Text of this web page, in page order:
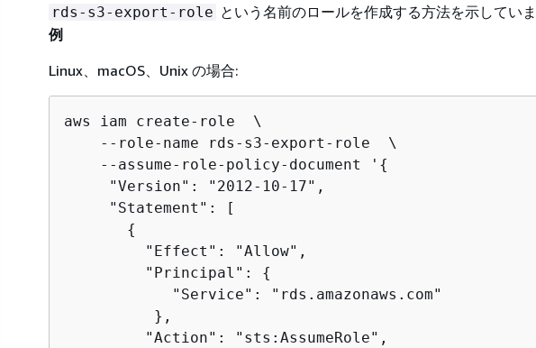
rds-s3-export-role という名前のロールを作成する方法を示していま
例
Linux、macOS、Unix の場合:
aws iam create-role  \
    --role-name rds-s3-export-role  \
    --assume-role-policy-document '
{
     "Version": "2012-10-17",
     "Statement": [
{
         "Effect": "Allow",
         "Principal":
{
            "Service": "rds.amazonaws.com"
          },
         "Action": "sts:AssumeRole",